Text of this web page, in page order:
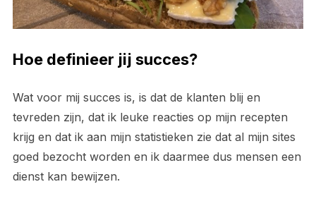
Hoe definieer jij succes?
Wat voor mij succes is, is dat de klanten blij en
tevreden zijn, dat ik leuke reacties op mijn recepten
krijg en dat ik aan mijn statistieken zie dat al mijn sites
goed bezocht worden en ik daarmee dus mensen een
dienst kan bewijzen.